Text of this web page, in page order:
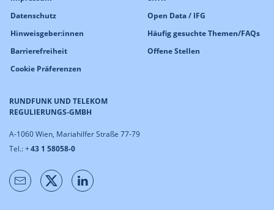
RUNDFUNK UND TELEKOM
REGULIERUNGS-GMBH
A-1060 Wien, Mariahilfer Straße 77-79
Tel.: +43 1 58058-0
Datenschutz
Hinweisgeber:innen
Barrierefreiheit
Cookie Präferenzen
Open Data / IFG
Häufig gesuchte Themen/FAQs
Offene Stellen